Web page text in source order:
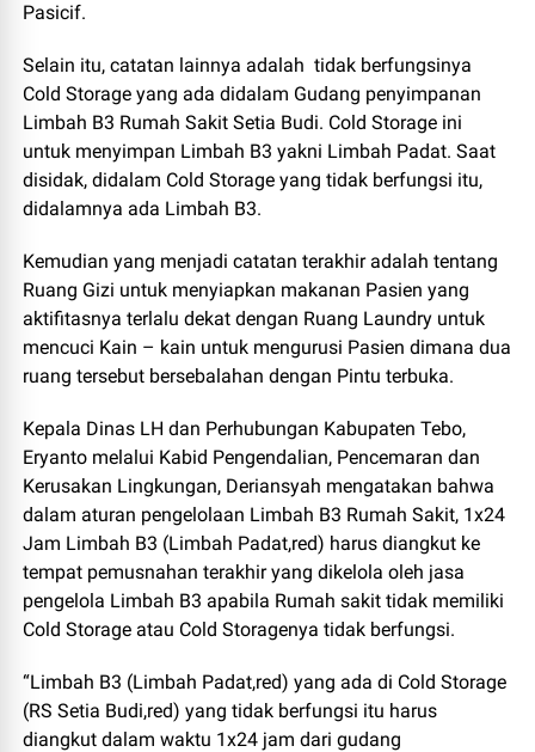
Pasicif.
Selain itu, catatan lainnya adalah tidak berfungsinya
Cold Storage yang ada didalam Gudang penyimpanan
Limbah B3 Rumah Sakit Setia Budi. Cold Storage ini
untuk menyimpan Limbah B3 yakni Limbah Padat. Saat
disidak, didalam Cold Storage yang tidak berfungsi itu,
didalamnya ada Limbah B3.
Kemudian yang menjadi catatan terakhir adalah tentang
Ruang Gizi untuk menyiapkan makanan Pasien yang
aktifitasnya terlalu dekat dengan Ruang Laundry untuk
mencuci Kain – kain untuk mengurusi Pasien dimana dua
ruang tersebut bersebalahan dengan Pintu terbuka.
Kepala Dinas LH dan Perhubungan Kabupaten Tebo,
Eryanto melalui Kabid Pengendalian, Pencemaran dan
Kerusakan Lingkungan, Deriansyah mengatakan bahwa
dalam aturan pengelolaan Limbah B3 Rumah Sakit, 1x24
Jam Limbah B3 (Limbah Padat,red) harus diangkut ke
tempat pemusnahan terakhir yang dikelola oleh jasa
pengelola Limbah B3 apabila Rumah sakit tidak memiliki
Cold Storage atau Cold Storagenya tidak berfungsi.
“Limbah B3 (Limbah Padat,red) yang ada di Cold Storage
(RS Setia Budi,red) yang tidak berfungsi itu harus
diangkut dalam waktu 1x24 jam dari gudang